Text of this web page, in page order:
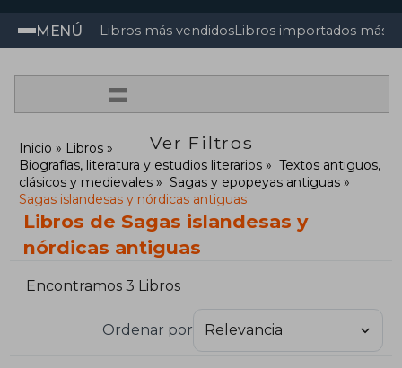
MENÚ Libros más vendidosLibros importados más
=
Ver Filtros
Inicio
Libros
Biografías, literatura y estudios literarios
Textos antiguos,
clásicos y medievales
Sagas y epopeyas antiguas
Sagas islandesas y nórdicas antiguas
Libros de Sagas islandesas y
nórdicas antiguas
Encontramos 3 Libros
Ordenar por